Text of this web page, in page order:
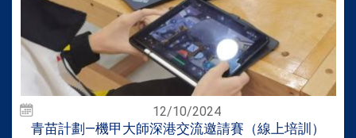
12/10/2024
青苗計劃—機甲大師深港交流邀請賽（線上培訓）